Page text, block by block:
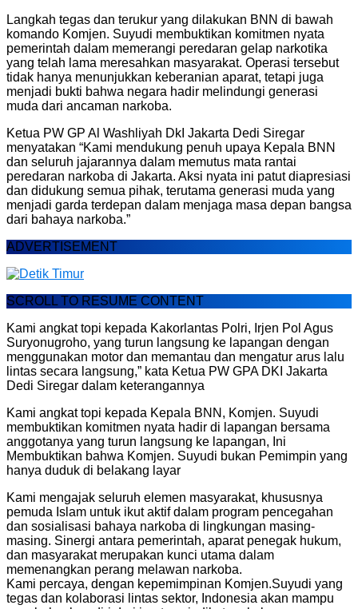
Langkah tegas dan terukur yang dilakukan BNN di bawah
komando Komjen. Suyudi membuktikan komitmen nyata
pemerintah dalam memerangi peredaran gelap narkotika
yang telah lama meresahkan masyarakat. Operasi tersebut
tidak hanya menunjukkan keberanian aparat, tetapi juga
menjadi bukti bahwa negara hadir melindungi generasi
muda dari ancaman narkoba.
Ketua PW GP Al Washliyah DkI Jakarta Dedi Siregar
menyatakan “Kami mendukung penuh upaya Kepala BNN
dan seluruh jajarannya dalam memutus mata rantai
peredaran narkoba di Jakarta. Aksi nyata ini patut diapresiasi
dan didukung semua pihak, terutama generasi muda yang
menjadi garda terdepan dalam menjaga masa depan bangsa
dari bahaya narkoba.”
ADVERTISEMENT
SCROLL TO RESUME CONTENT
Kami angkat topi kepada Kakorlantas Polri, Irjen Pol Agus
Suryonugroho, yang turun langsung ke lapangan dengan
menggunakan motor dan memantau dan mengatur arus lalu
lintas secara langsung,” kata Ketua PW GPA DKI Jakarta
Dedi Siregar dalam keterangannya
Kami angkat topi kepada Kepala BNN, Komjen. Suyudi
membuktikan komitmen nyata hadir di lapangan bersama
anggotanya yang turun langsung ke lapangan, Ini
Membuktikan bahwa Komjen. Suyudi bukan Pemimpin yang
hanya duduk di belakang layar
Kami mengajak seluruh elemen masyarakat, khususnya
pemuda Islam untuk ikut aktif dalam program pencegahan
dan sosialisasi bahaya narkoba di lingkungan masing-
masing. Sinergi antara pemerintah, aparat penegak hukum,
dan masyarakat merupakan kunci utama dalam
memenangkan perang melawan narkoba.
Kami percaya, dengan kepemimpinan Komjen.Suyudi yang
tegas dan kolaborasi lintas sektor, Indonesia akan mampu